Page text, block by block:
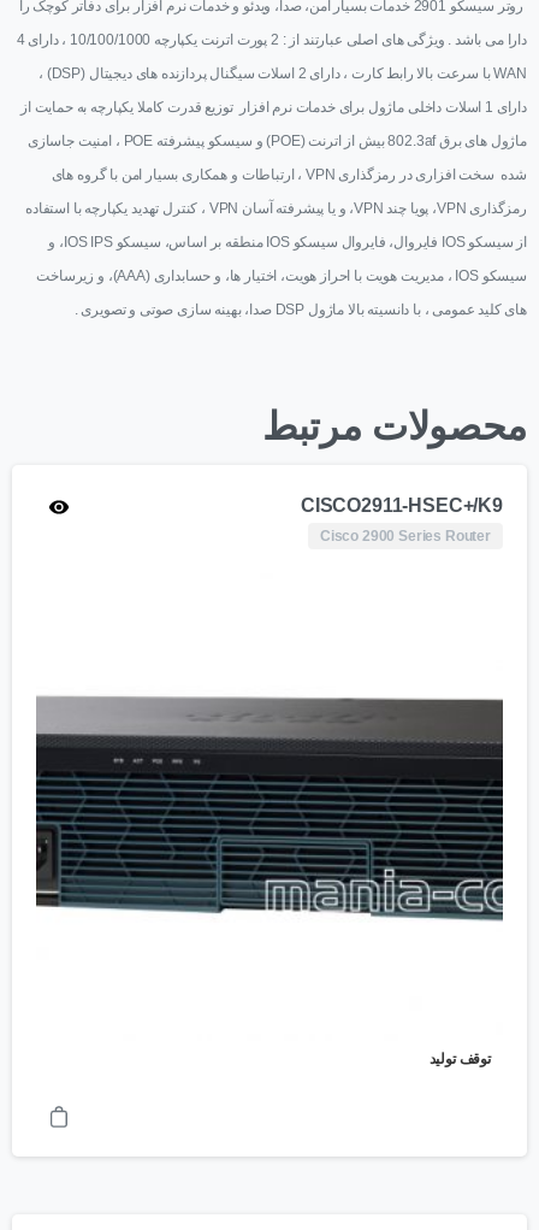
روتر سیسکو 2901 خدمات بسیار امن، صدا، ویدئو و خدمات نرم افزار برای دفاتر کوچک را
دارا می باشد . ویژگی های اصلی عبارتند از : 2 پورت اترنت یکپارچه 10/100/1000 ، دارای 4
WAN با سرعت بالا رابط کارت ، دارای 2 اسلات سیگنال پردازنده های دیجیتال (DSP) ،
دارای 1 اسلات داخلی ماژول برای خدمات نرم افزار توزیع قدرت کاملا یکپارچه به حمایت از
ماژول های برق 802.3af بیش از اترنت (POE) و سیسکو پیشرفته POE ، امنیت جاسازی
شده سخت افزاری در رمزگذاری VPN ، ارتباطات و همکاری بسیار امن با گروه های
رمزگذاری VPN، پویا چند VPN، و یا پیشرفته آسان VPN ، کنترل تهدید یکپارچه با استفاده
از سیسکو IOS فایروال، فایروال سیسکو IOS منطقه بر اساس، سیسکو IOS IPS، و
سیسکو IOS ، مدیریت هویت با احراز هویت، اختیار ها، و حسابداری (AAA)، و زیرساخت
های کلید عمومی ، با دانسیته بالا ماژول DSP صدا، بهینه سازی صوتی و تصویری .
محصولات مرتبط
CISCO2911-HSEC+/K9
Cisco 2900 Series Router
توقف تولید